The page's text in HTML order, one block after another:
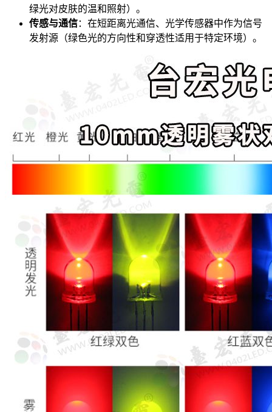
绿光对皮肤的温和照射）。
传感与通信：在短距离光通信、光学传感器中作为信号
发射源（绿色光的方向性和穿透性适用于特定环境）。